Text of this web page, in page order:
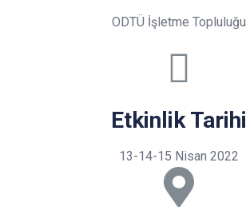
ODTÜ İşletme Topluluğu
Etkinlik Tarihi
13-14-15 Nisan 2022